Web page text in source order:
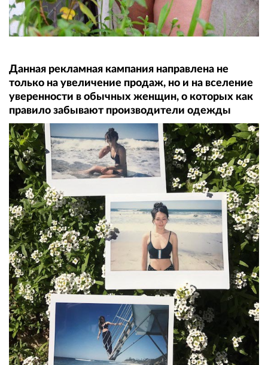
Данная рекламная кампания направлена не
только на увеличение продаж, но и на вселение
уверенности в обычных женщин, о которых как
правило забывают производители одежды